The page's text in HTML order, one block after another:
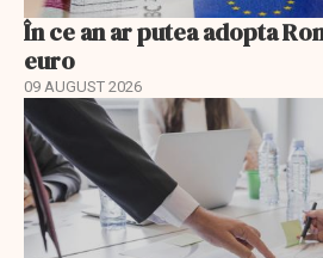
În ce an ar putea adopta
euro
09 AUGUST 2026